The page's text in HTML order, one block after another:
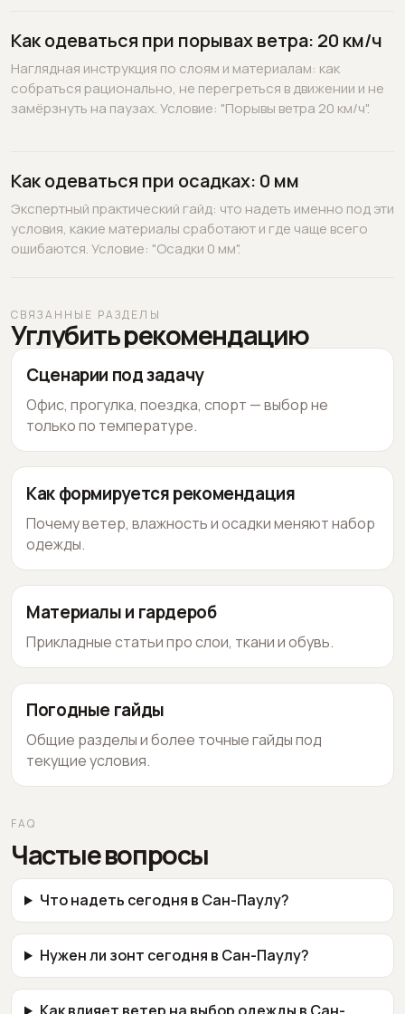
Как одеваться при порывах ветра: 20 км/ч
Наглядная инструкция по слоям и материалам: как
собраться рационально, не перегреться в движении и не
замёрзнуть на паузах. Условие: "Порывы ветра 20 км/ч".
Как одеваться при осадках: 0 мм
Экспертный практический гайд: что надеть именно под эти
условия, какие материалы сработают и где чаще всего
ошибаются. Условие: "Осадки 0 мм".
СВЯЗАННЫЕ РАЗДЕЛЫ
Углубить рекомендацию
Сценарии под задачу
Офис, прогулка, поездка, спорт — выбор не
только по температуре.
Как формируется рекомендация
Почему ветер, влажность и осадки меняют набор
одежды.
Материалы и гардероб
Прикладные статьи про слои, ткани и обувь.
Погодные гайды
Общие разделы и более точные гайды под
текущие условия.
FAQ
Частые вопросы
Что надеть сегодня в Сан-Паулу?
Нужен ли зонт сегодня в Сан-Паулу?